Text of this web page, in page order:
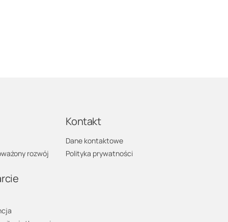
rozwój
Kontakt
Dane kontaktowe
Polityka prywatności